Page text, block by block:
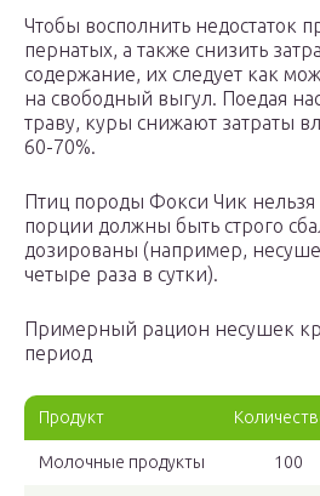
Чтобы восполнить недостаток
пернатых, а также снизить
содержание, их следует как
на свободный выгул. Поедая
траву, куры снижают затраты
60-70%.
Птиц породы Фокси Чик нельзя
порции должны быть строго
дозированы (например,
четыре раза в сутки).
Примерный рацион несушек
период
Продукт
Молочные продукты 100